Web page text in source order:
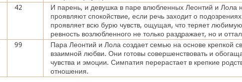
42
И парень, и девушка в паре влюбленных Леонтий и Лола
проявляют спокойствие, если речь заходит о
проявляет всю бурю чувств, ощущая, что теряет
ревность возлюбленного не только раздражает, но и
99
Пара Леонтий и Лола создает семью на основе крепкой
взаимной любви. Они готовы совершенствовать и
чувства и эмоции. Симпатия перерастает в крепкие
отношения.